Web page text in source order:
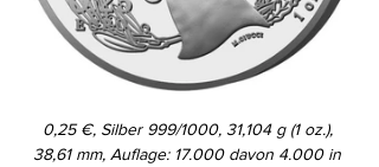
0,25 €, Silber 999/1000, 31,104 g (1 oz.),
38,61 mm, Auflage: 17.000 davon 4.000 in